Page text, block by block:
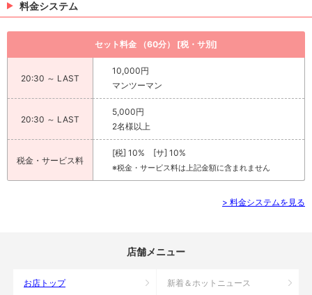
料金システム
セット料金 （60分） [税・サ別]
20:30 ～ LAST
10,000円
マンツーマン
20:30 ～ LAST
5,000円
2名様以上
税金・サービス料
[税] 10% [サ] 10%
※税金・サービス料は上記金額に含まれません
> 料金システムを見る
店舗メニュー
お店トップ 新着＆ホットニュース